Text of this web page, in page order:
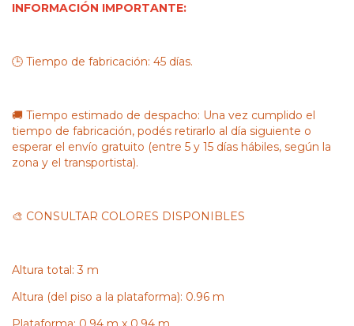
INFORMACIÓN IMPORTANTE:
🕒 Tiempo de fabricación: 45 días.
🚚 Tiempo estimado de despacho: Una vez cumplido el
tiempo de fabricación, podés retirarlo al día siguiente o
esperar el envío gratuito (entre 5 y 15 días hábiles, según la
zona y el transportista).
🎨 CONSULTAR COLORES DISPONIBLES
Altura total: 3 m
Altura (del piso a la plataforma): 0.96 m